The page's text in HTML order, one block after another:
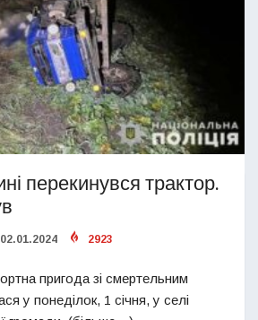
перекинувся трактор.
02.01.2024 2923
пригода зі смертельним
у понеділок, 1 січня, у селі